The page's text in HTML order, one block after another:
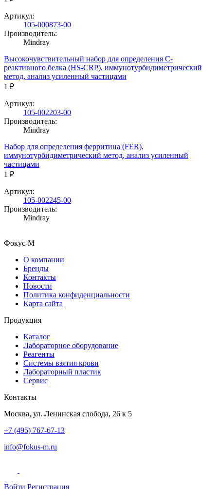
Артикул:
105-000873-00
Производитель:
Mindray
Высокочувствительный набор для определения С-
реактивного белка (HS-CRP), иммунотурбидиметрический
метод, анализ усиленный частицами
1 ₽
Артикул:
105-002203-00
Производитель:
Mindray
Набор для определения ферритина (FER),
иммунотурбидиметрический метод, анализ усиленный
частицами
1 ₽
Артикул:
105-002245-00
Производитель:
Mindray
Фокус-М
О компании
Бренды
Контакты
Новости
Политика конфиденциальности
Карта сайта
Продукция
Каталог
Лабораторное оборудование
Реагенты
Системы взятия крови
Лабораторный пластик
Сервис
Контакты
Москва, ул. Ленинская слобода, 26 к 5
+7 (495) 767-67-13
info@fokus-m.ru
Войти Регистрация